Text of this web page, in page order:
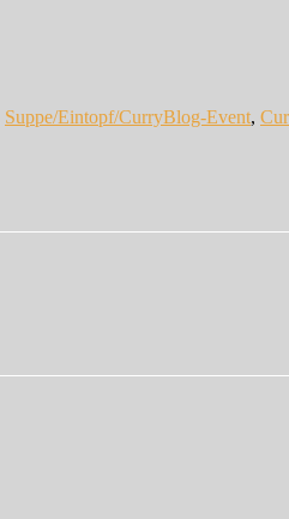
Suppe/Eintopf/CurryBlog-Event,